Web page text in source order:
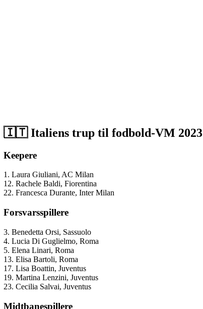
🇮🇹 Italiens trup til fodbold-VM 2023
Keepere
1. Laura Giuliani, AC Milan
12. Rachele Baldi, Fiorentina
22. Francesca Durante, Inter Milan
Forsvarsspillere
3. Benedetta Orsi, Sassuolo
4. Lucia Di Guglielmo, Roma
5. Elena Linari, Roma
13. Elisa Bartoli, Roma
17. Lisa Boattin, Juventus
19. Martina Lenzini, Juventus
23. Cecilia Salvai, Juventus
Midtbanespillere